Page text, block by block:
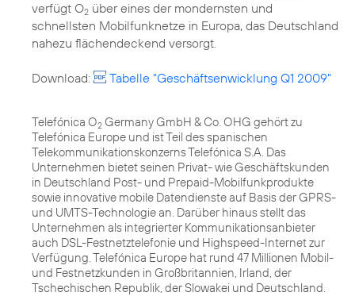
verfügt O2 über eines der mondernsten und
schnellsten Mobilfunknetze in Europa, das Deutschland
nahezu flächendeckend versorgt.
Download: Tabelle "Geschäftsenwicklung Q1 2009"
Telefónica O2 Germany GmbH & Co. OHG gehört zu
Telefónica Europe und ist Teil des spanischen
Telekommunikationskonzerns Telefónica S.A. Das
Unternehmen bietet seinen Privat- wie Geschäftskunden
in Deutschland Post- und Prepaid-Mobilfunkprodukte
sowie innovative mobile Datendienste auf Basis der GPRS-
und UMTS-Technologie an. Darüber hinaus stellt das
Unternehmen als integrierter Kommunikationsanbieter
auch DSL-Festnetztelefonie und Highspeed-Internet zur
Verfügung. Telefónica Europe hat rund 47 Millionen Mobil-
und Festnetzkunden in Großbritannien, Irland, der
Tschechischen Republik, der Slowakei und Deutschland.